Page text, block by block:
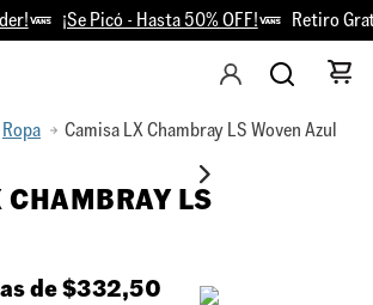
¡Se Picó - Hasta 50% OFF! Retiro
Ropa Camisa LX Chambray LS Woven Azul
LS
de$332,50